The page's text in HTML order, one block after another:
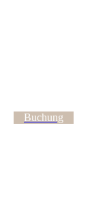
Buchung